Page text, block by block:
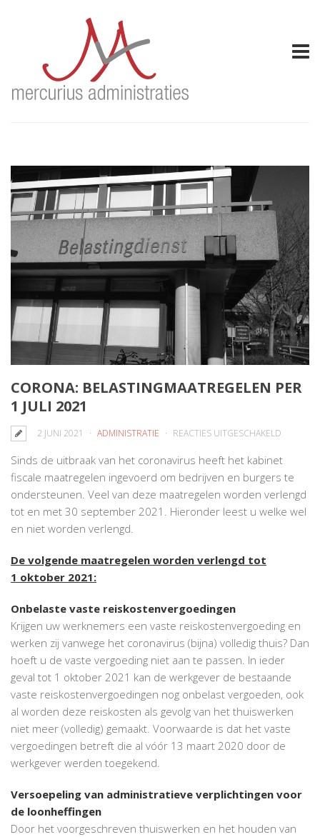
CORONA: BELASTINGMAATREGELEN PER
1 JULI 2021
2 JUNI 2021 ADMINISTRATIE REACTIES UITGESCHAKELD
PER
1
JULI
Sinds de uitbraak van het coronavirus heeft het kabinet
fiscale maatregelen ingevoerd om bedrijven en burgers te
ondersteunen. Veel van deze maatregelen worden verlengd
tot en met 30 september 2021. Hieronder leest u welke wel
en niet worden verlengd.
De volgende maatregelen worden verlengd tot
1 oktober 2021:
Onbelaste vaste reiskostenvergoedingen
Krijgen uw werknemers een vaste reiskostenvergoeding en
werken zij vanwege het coronavirus (bijna) volledig thuis? Dan
hoeft u de vaste vergoeding niet aan te passen. In ieder
geval tot 1 oktober 2021 kan de werkgever de bestaande
vaste reiskostenvergoedingen nog onbelast vergoeden, ook
al worden deze reiskosten als gevolg van het thuiswerken
niet meer (volledig) gemaakt. Voorwaarde is dat het vaste
vergoedingen betreft die al vóór 13 maart 2020 door de
werkgever werden toegekend.
Versoepeling van administratieve verplichtingen voor
de loonheffingen
Door het voorgeschreven thuiswerken en het houden van